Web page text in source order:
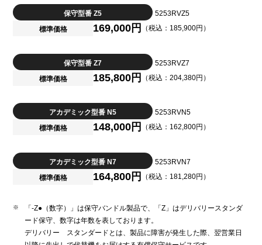
保守型番 Z5
5253RVZ5
標準価格
169,000円 （税込：185,900円）
保守型番 Z7
5253RVZ7
標準価格
185,800円 （税込：204,380円）
アカデミック型番 N5
5253RVN5
標準価格
148,000円 （税込：162,800円）
アカデミック型番 N7
5253RVN7
標準価格
164,800円 （税込：181,280円）
「-Z●（数字）」は保守バンドル製品で、「Z」はデリバリースタンダ
ード保守、数字は年数を表しております。
デリバリー スタンダードとは、製品に障害が発生した際、翌営業日